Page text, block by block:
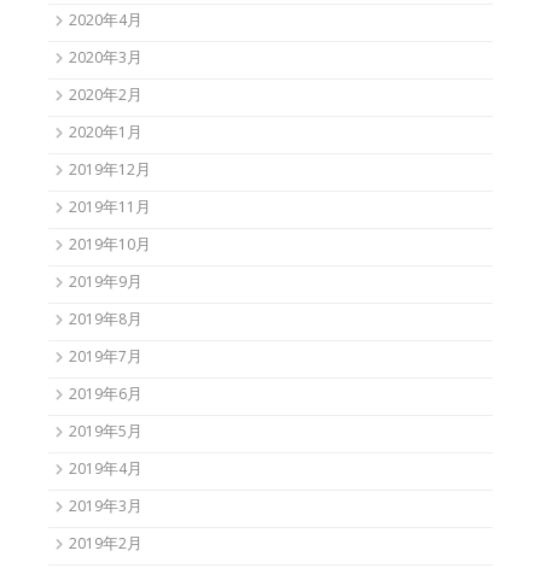
2020年4月
2020年3月
2020年2月
2020年1月
2019年12月
2019年11月
2019年10月
2019年9月
2019年8月
2019年7月
2019年6月
2019年5月
2019年4月
2019年3月
2019年2月